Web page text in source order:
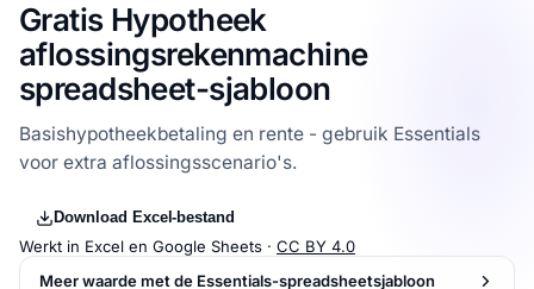
Gratis Hypotheek
aflossingsrekenmachine
spreadsheet-sjabloon
Basishypotheekbetaling en rente - gebruik Essentials
voor extra aflossingsscenario's.
Download Excel-bestand
Werkt in Excel en Google Sheets · CC BY 4.0
Meer waarde met de Essentials-spreadsheetsjabloon